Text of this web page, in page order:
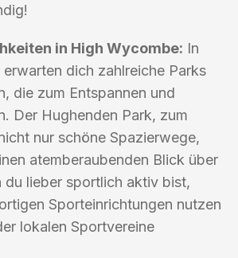
in High Wycombe: In
dich zahlreiche Parks
die zum Entspannen und
Der Hughenden Park, zum
nur schöne Spazierwege,
atemberaubenden Blick über
du lieber sportlich aktiv bist,
Sporteinrichtungen nutzen
lokalen Sportvereine